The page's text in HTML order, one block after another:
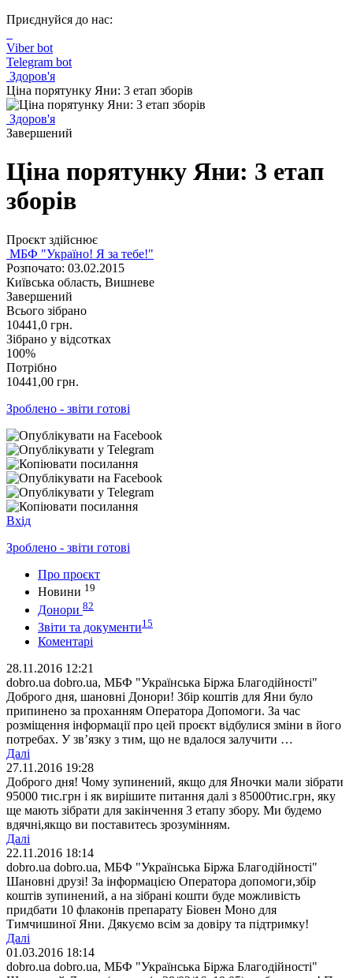
Приєднуйся до нас:
Viber bot
Telegram bot
Здоров'я
Ціна порятунку Яни: 3 етап зборів
Здоров'я
Завершений
Ціна порятунку Яни: 3 етап
зборів
Проєкт здійснює
МБФ "Україно! Я за тебе!"
Розпочато: 03.02.2015
Київська область, Вишневе
Завершений
Всього зібрано
10441,0 грн.
Зібрано у відсотках
100%
Потрібно
10441,00 грн.
Зроблено - звіти готові
Вхід
Зроблено - звіти готові
Про проєкт
Новини 19
Донори 82
Звіти та документи15
Коментарі
28.11.2016 12:21
dobro.ua dobro.ua, МБФ "Українська Біржа Благодійності"
Доброго дня, шановні Донори! Збір коштів для Яни було
припинено за проханням Оператора Допомоги. За час
розміщення інформації про цей проєкт відбулися зміни в його
потребах. У зв’язку з тим, що не вдалося залучити …
Далі
27.11.2016 19:28
Доброго дня! Чому зупинений, якщо для Яночки мали зібрати
95000 тис.грн і як вирішите питання далі з 85000тис.грн, яку
ще мають зібрати для закінчення 3 етапу збору. Ми будемо
вдячні,якщо ви поставитесь зрозумінням.
Далі
22.11.2016 18:14
dobro.ua dobro.ua, МБФ "Українська Біржа Благодійності"
Шановні друзі! За інформацією Оператора допомоги,збір
коштів зупинений, а на зібрані кошти буде можливість
придбати 10 флаконів препарату Біовен Моно для
Тимчишиної Яни. Дякуємо всім за довіру та підтримку!
Далі
01.03.2016 18:14
dobro.ua dobro.ua, МБФ "Українська Біржа Благодійності"